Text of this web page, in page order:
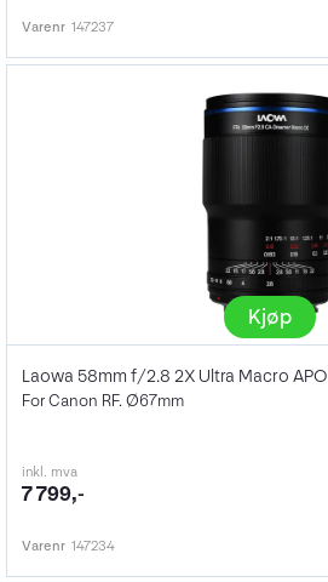
Varenr 147237
Kjøp
Laowa 58mm f/2.8 2X Ultra Macro APO
For Canon RF. Ø67mm
inkl. mva
7 799,-
Varenr 147234